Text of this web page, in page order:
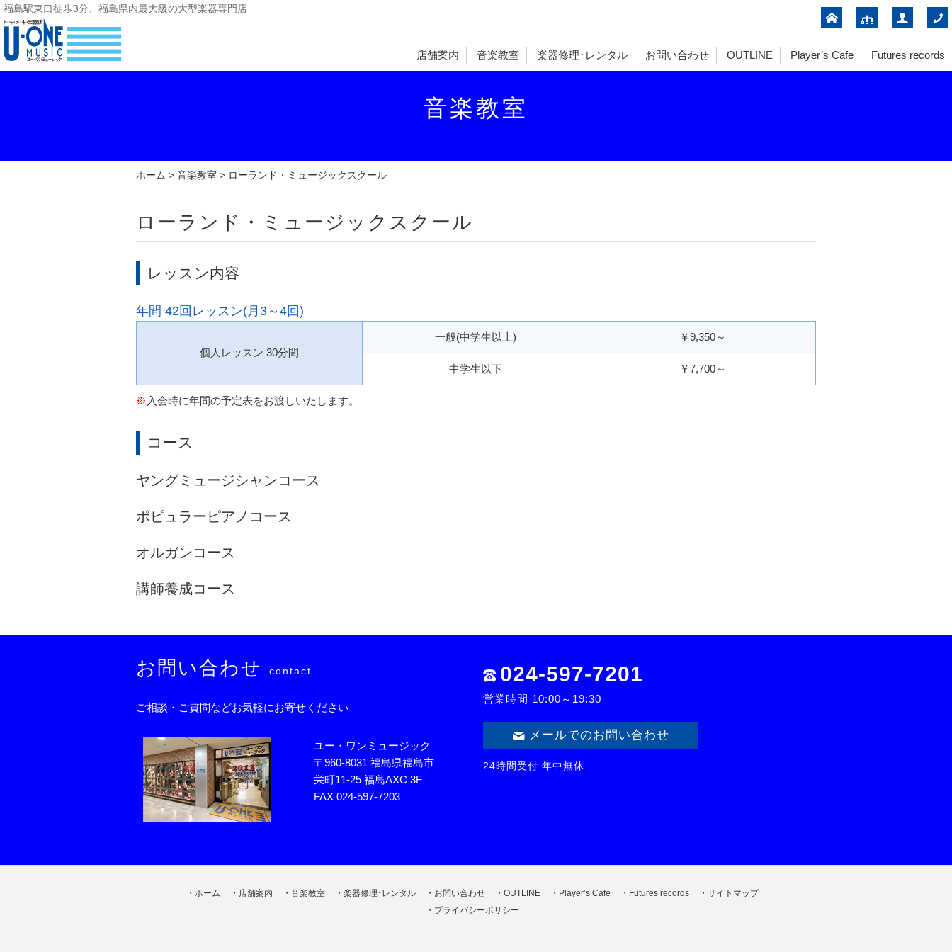
福島駅東口徒歩3分、福島県内最大級の大型楽器専門店
店舗案内 音楽教室 楽器修理･レンタル お問い合わせ OUTLINE Player’s Cafe Futures records
音楽教室
ホーム > 音楽教室 > ローランド・ミュージックスクール
ローランド・ミュージックスクール
レッスン内容
年間 42回レッスン(月3～4回)
個人レッスン 30分間
一般(中学生以上) ￥9,350～
中学生以下 ￥7,700～
※ 入会時に年間の予定表をお渡しいたします。
コース
ヤングミュージシャンコース
ポピュラーピアノコース
オルガンコース
講師養成コース
お問い合わせ contact
ご相談・ご質問などお気軽にお寄せください
ユー・ワンミュージック
〒960-8031 福島県福島市
栄町11-25 福島AXC 3F
FAX 024-597-7203
024-597-7201
営業時間 10:00～19:30
メールでのお問い合わせ
24時間受付 年中無休
ホーム 店舗案内 音楽教室 楽器修理･レンタル お問い合わせ OUTLINE Player’s Cafe Futures records
サイトマップ
プライバシーポリシー